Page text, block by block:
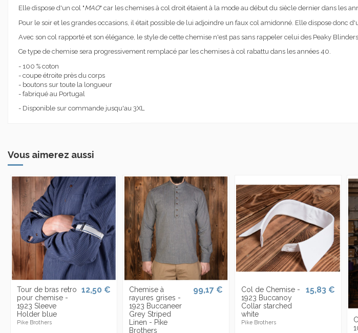
Elle dispose d'un col "MAO" car les chemises à col droit étaient à la mode au début du siècle dernier dans les
Pour le soir et les grandes occasions, il était possible de lui adjoindre un faux col amidonné. Elle dispose donc
Avec son col rapporté et son élégance, le style de cette chemise n'est pas sans rappeler celui des Peaky Blinders
Ce type de chemise sera progressivement remplacé par les chemises à col rabattu dans les années 40.
- 100 % coton
- coupe étroite près du corps
- boutons sur toute la longueur
- fabriqué au Portugal
- Disponible sur commande jusqu'au 3XL
Vous aimerez aussi
Tour de bras retro
pour chemise -
1923 Sleeve
Holder blue
Pike Brothers
12,50 €
Chemise à
rayures grises -
1923 Buccaneer
Grey Striped
Linen - Pike
Brothers
99,17 €
Col de Chemise -
1923 Buccanoy
Collar starched
white
Pike Brothers
15,83 €